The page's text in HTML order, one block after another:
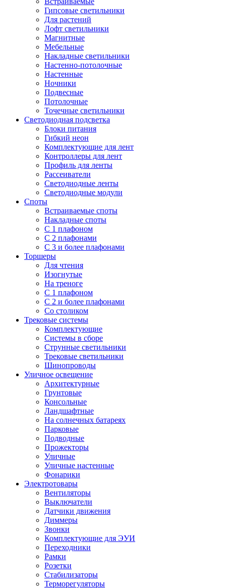
Гипсовые светильники
Для растений
Лофт светильники
Магнитные
Мебельные
Накладные светильники
Настенно-потолочные
Настенные
Ночники
Подвесные
Потолочные
Точечные светильники
Светодиодная подсветка
Блоки питания
Гибкий неон
Комплектующие для лент
Контроллеры для лент
Профиль для ленты
Рассеиватели
Светодиодные ленты
Светодиодные модули
Споты
Встраиваемые споты
Накладные споты
С 1 плафоном
С 2 плафонами
С 3 и более плафонами
Торшеры
Для чтения
Изогнутые
На треноге
С 1 плафоном
С 2 и более плафонами
Со столиком
Трековые системы
Комплектующие
Системы в сборе
Струнные светильники
Трековые светильники
Шинопроводы
Уличное освещение
Архитектурные
Грунтовые
Консольные
Ландшафтные
На солнечных батареях
Парковые
Подводные
Прожекторы
Уличные
Уличные настенные
Фонарики
Электротовары
Вентиляторы
Выключатели
Датчики движения
Диммеры
Звонки
Комплектующие для ЭУИ
Переходники
Рамки
Розетки
Стабилизаторы
Терморегуляторы